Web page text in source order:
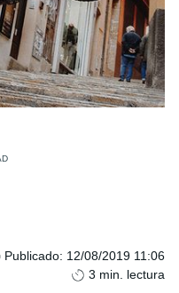
Publicado: 12/08/2019 11:06
3 min. lectura